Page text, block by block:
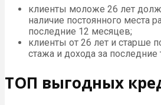
клиенты моложе 26 лет
наличие постоянного места
последние 12 месяцев;
клиенты от 26 лет и старше
стажа и дохода за последние
ТОП выгодных